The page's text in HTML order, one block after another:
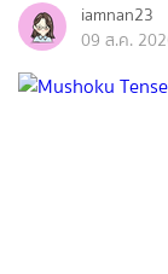
iamnan23
09 ส.ค.